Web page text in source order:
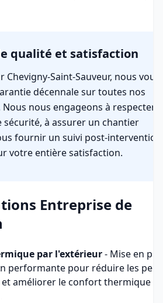
qualité et satisfaction
Chevigny-Saint-Sauveur, nous vous
décennale sur toutes nos
nous engageons à respecter
sécurité, à assurer un chantier
fournir un suivi post-intervention
votre entière satisfaction.
Entreprise de
par l'extérieur- Mise en
performante pour réduire les
améliorer le confort thermique